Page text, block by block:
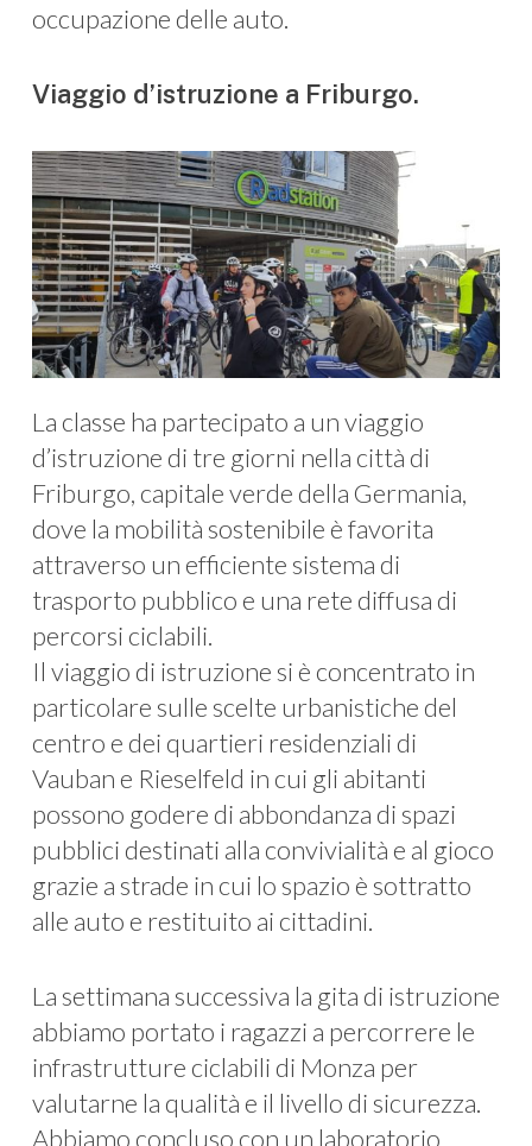
occupazione delle auto.
Viaggio d’istruzione a Friburgo.
La classe ha partecipato a un viaggio
d’istruzione di tre giorni nella città di
Friburgo, capitale verde della Germania,
dove la mobilità sostenibile è favorita
attraverso un efficiente sistema di
trasporto pubblico e una rete diffusa di
percorsi ciclabili.
Il viaggio di istruzione si è concentrato in
particolare sulle scelte urbanistiche del
centro e dei quartieri residenziali di
Vauban e Rieselfeld in cui gli abitanti
possono godere di abbondanza di spazi
pubblici destinati alla convivialità e al gioco
grazie a strade in cui lo spazio è sottratto
alle auto e restituito ai cittadini.
La settimana successiva la gita di istruzione
abbiamo portato i ragazzi a percorrere le
infrastrutture ciclabili di Monza per
valutarne la qualità e il livello di sicurezza.
Abbiamo concluso con un laboratorio